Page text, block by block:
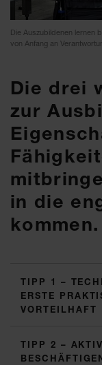
Die Auszubildenen lernen
von Anfang an
Die drei
zur
in die
kommen.
TIPP 1 –
ERSTE
VORTEILHAFT
TIPP 2 –